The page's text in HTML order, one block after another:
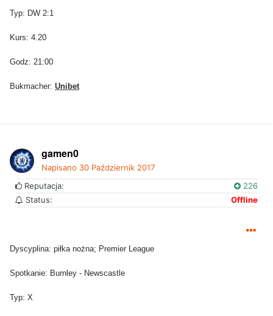
Typ: DW 2:1
Kurs: 4.20
Godz: 21:00
Bukmacher: Unibet
gamen0
Napisano 30 Październik 2017
Reputacja:
226
Status:
Offline
Dyscyplina: piłka nożna; Premier League
Spotkanie: Burnley - Newscastle
Typ: X